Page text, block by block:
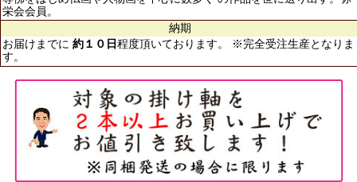
栄会会員。
納期
お届けまでに 約１０日 程度頂いております。 ※完全受注生産となりま
す。